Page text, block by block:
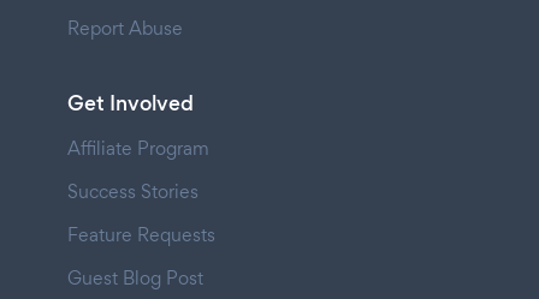
Report Abuse
Get Involved
Affiliate Program
Success Stories
Feature Requests
Guest Blog Post